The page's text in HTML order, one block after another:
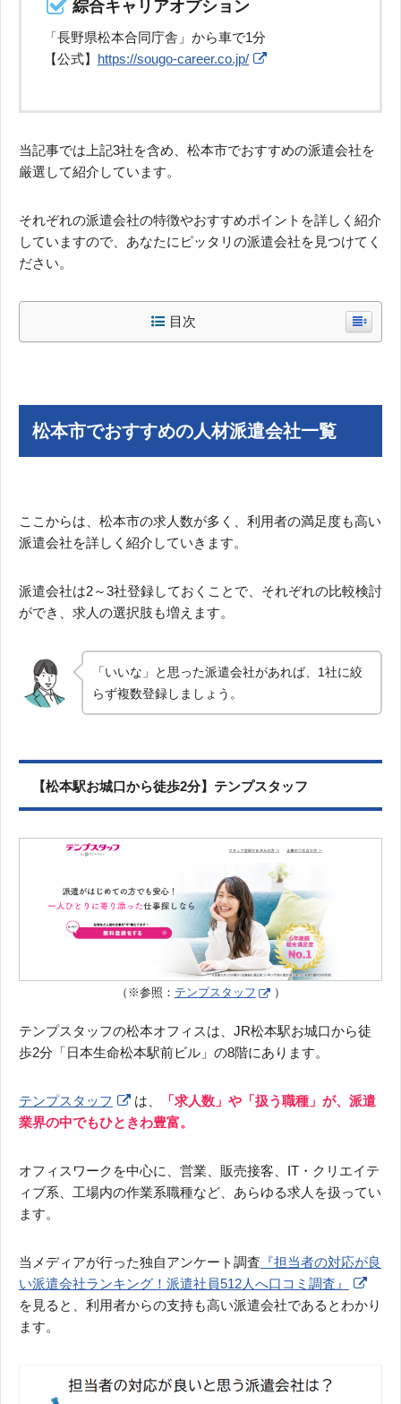
綜合キャリアオプション
「長野県松本合同庁舎」から車で1分
【公式】 https://sougo-career.co.jp/
当記事では上記3社を含め、松本市でおすすめの派遣会社を
厳選して紹介しています。
それぞれの派遣会社の特徴やおすすめポイントを詳しく紹介
していますので、あなたにピッタリの派遣会社を見つけてく
ださい。
目次
松本市でおすすめの人材派遣会社一覧
ここからは、松本市の求人数が多く、利用者の満足度も高い
派遣会社を詳しく紹介していきます。
派遣会社は2～3社登録しておくことで、それぞれの比較検討
ができ、求人の選択肢も増えます。
「いいな」と思った派遣会社があれば、1社に絞
らず複数登録しましょう。
【松本駅お城口から徒歩2分】テンプスタッフ
（※参照： テンプスタッフ ）
テンプスタッフの松本オフィスは、JR松本駅お城口から徒
歩2分「日本生命松本駅前ビル」の8階にあります。
テンプスタッフ は、
「求人数」や「扱う職種」が、派遣
業界の中でもひときわ豊富。
オフィスワークを中心に、営業、販売接客、IT・クリエイテ
ィブ系、工場内の作業系職種など、あらゆる求人を扱ってい
ます。
当メディアが行った独自アンケート調査 『担当者の対応が良
い派遣会社ランキング！派遣社員512人へ口コミ調査』
を見ると、利用者からの支持も高い派遣会社であるとわかり
ます。